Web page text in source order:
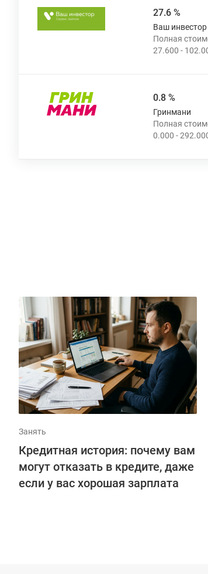
27.6 %
Ваш инвестор
0.8 %
Гринмани
Занять
Кредитная история: почему вам
могут отказать в кредите, даже
если у вас хорошая зарплата